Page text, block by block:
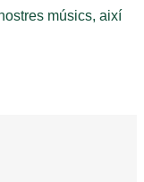
músics, així